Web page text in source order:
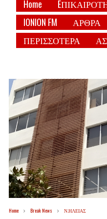
Home
IONION FM
ΑΡΘΡΑ
ΠΕΡΙΣΣΟΤΕΡΑ
Home Break News Ν.ΗΛΕΙΑΣ